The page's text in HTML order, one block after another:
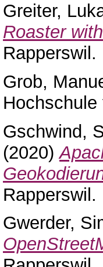
Greiter,
Roaster
Rapperswil.
Grob,
Gschwind,
(2020)
Rapperswil.
Gwerder,